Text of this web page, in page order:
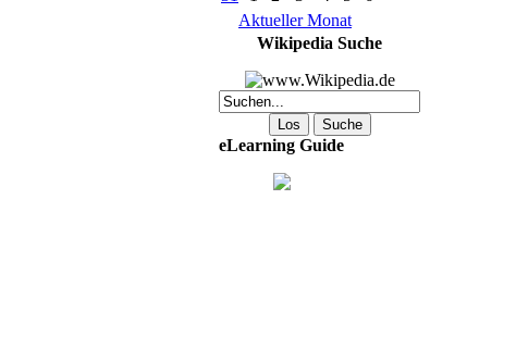
Aktueller Monat
Wikipedia Suche
eLearning Guide